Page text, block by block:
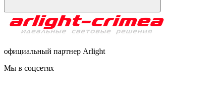
официальный партнер Arlight
Мы в соцсетях